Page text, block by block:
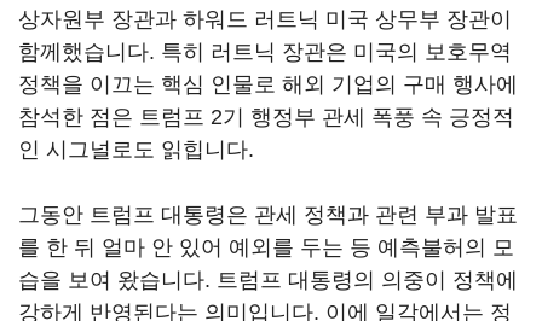
상자원부 장관과 하워드 러트닉 미국 상무부 장관이
함께했습니다. 특히 러트닉 장관은 미국의 보호무역
정책을 이끄는 핵심 인물로 해외 기업의 구매 행사에
참석한 점은 트럼프 2기 행정부 관세 폭풍 속 긍정적
인 시그널로도 읽힙니다.
그동안 트럼프 대통령은 관세 정책과 관련 부과 발표
를 한 뒤 얼마 안 있어 예외를 두는 등 예측불허의 모
습을 보여 왔습니다. 트럼프 대통령의 의중이 정책에
강하게 반영된다는 의미입니다. 이에 일각에서는 정